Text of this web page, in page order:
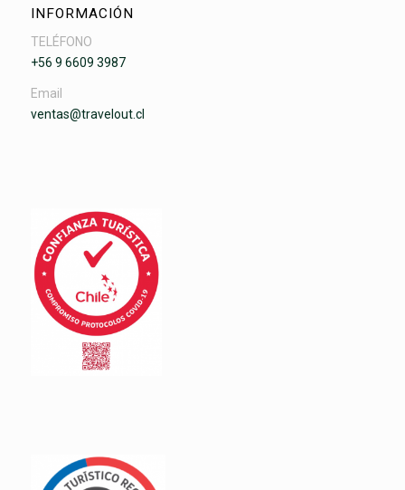
INFORMACIÓN
TELÉFONO
+56 9 6609 3987
Email
ventas@travelout.cl